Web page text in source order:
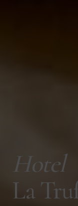
Hotel
La